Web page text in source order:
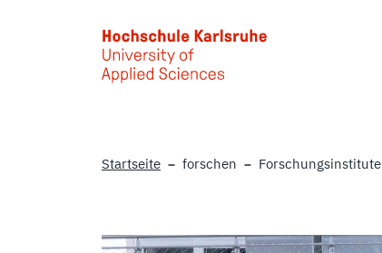
Startseite forschen Forschungsinstitute